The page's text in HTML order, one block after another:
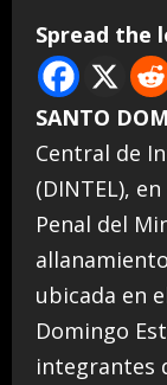
Spread the
SANTO
Central de
(DINTEL),
Penal del
ubicada en
Domingo
integrantes